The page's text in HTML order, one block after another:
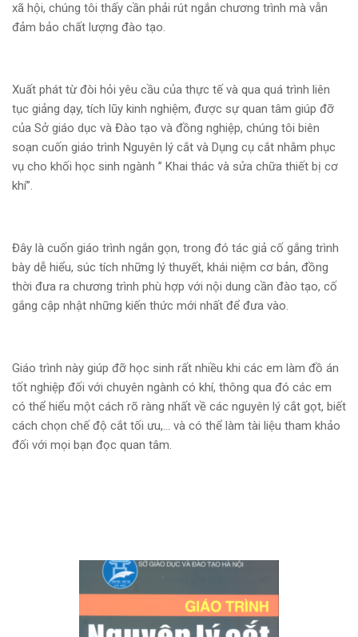
xã hội, chúng tôi thấy cần phải rút ngắn chương trình mà vẫn
đảm bảo chất lượng đào tạo.
Xuất phát từ đòi hỏi yêu cầu của thực tế và qua quá trình liên
tục giảng dạy, tích lũy kinh nghiệm, được sự quan tâm giúp đỡ
của Sở giáo dục và Đào tạo và đồng nghiệp, chúng tôi biên
soạn cuốn giáo trình Nguyên lý cắt và Dụng cụ cắt nhằm phục
vụ cho khối học sinh ngành ” Khai thác và sửa chữa thiết bị cơ
khí”.
Đây là cuốn giáo trình ngắn gọn, trong đó tác giả cố gắng trình
bày dễ hiểu, súc tích những lý thuyết, khái niệm cơ bản, đồng
thời đưa ra chương trình phù hợp với nội dung cần đào tạo, cố
gắng cập nhật những kiến thức mới nhất để đưa vào.
Giáo trình này giúp đỡ học sinh rất nhiều khi các em làm đồ án
tốt nghiệp đối với chuyên ngành có khí, thông qua đó các em
có thể hiểu một cách rõ ràng nhất về các nguyên lý cắt gọt, biết
cách chọn chế độ cắt tối ưu,… và có thể làm tài liệu tham khảo
đối với mọi bạn đọc quan tâm.